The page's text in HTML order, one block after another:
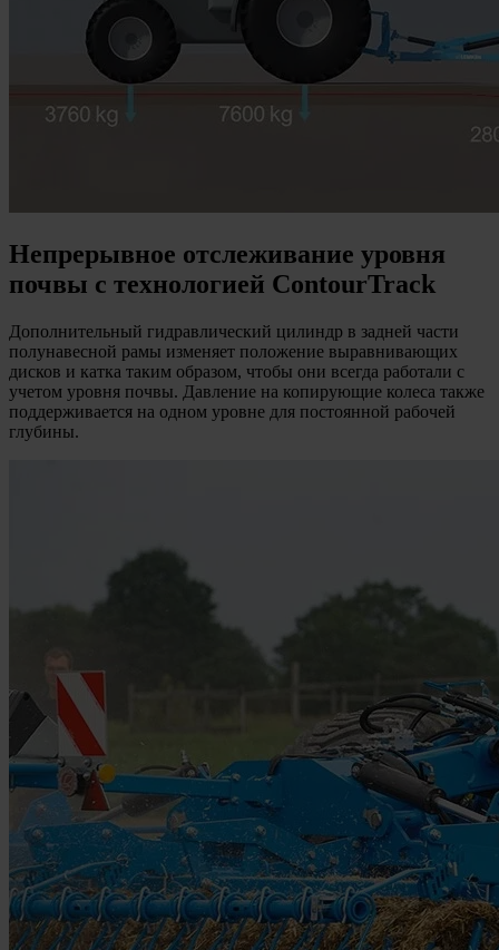
Непрерывное отслеживание уровня
почвы с технологией ContourTrack
Дополнительный гидравлический цилиндр в задней части
полунавесной рамы изменяет положение выравнивающих
дисков и катка таким образом, чтобы они всегда работали с
учетом уровня почвы. Давление на копирующие колеса также
поддерживается на одном уровне для постоянной рабочей
глубины.